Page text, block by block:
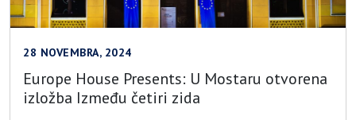
28 NOVEMBRA, 2024
Europe House Presents: U Mostaru otvorena
izložba Između četiri zida